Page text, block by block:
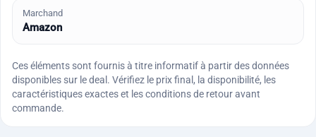
Marchand
Amazon
Ces éléments sont fournis à titre informatif à partir des données
disponibles sur le deal. Vérifiez le prix final, la disponibilité, les
caractéristiques exactes et les conditions de retour avant
commande.